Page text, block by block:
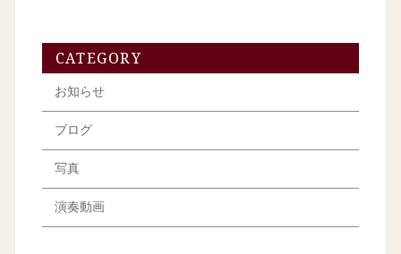
CATEGORY
お知らせ
ブログ
写真
演奏動画